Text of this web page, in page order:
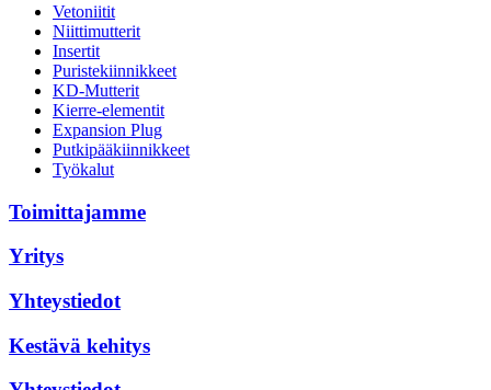
Vetoniitit
Niittimutterit
Insertit
Puristekiinnikkeet
KD-Mutterit
Kierre-elementit
Expansion Plug
Putkipääkiinnikkeet
Työkalut
Toimittajamme
Yritys
Yhteystiedot
Kestävä kehitys